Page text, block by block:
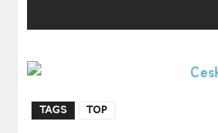
TAGS TOP